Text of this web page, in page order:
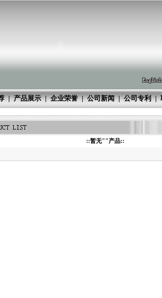
|产品展示|企业荣誉|公司新闻|公司专利|
::暂无""产品::